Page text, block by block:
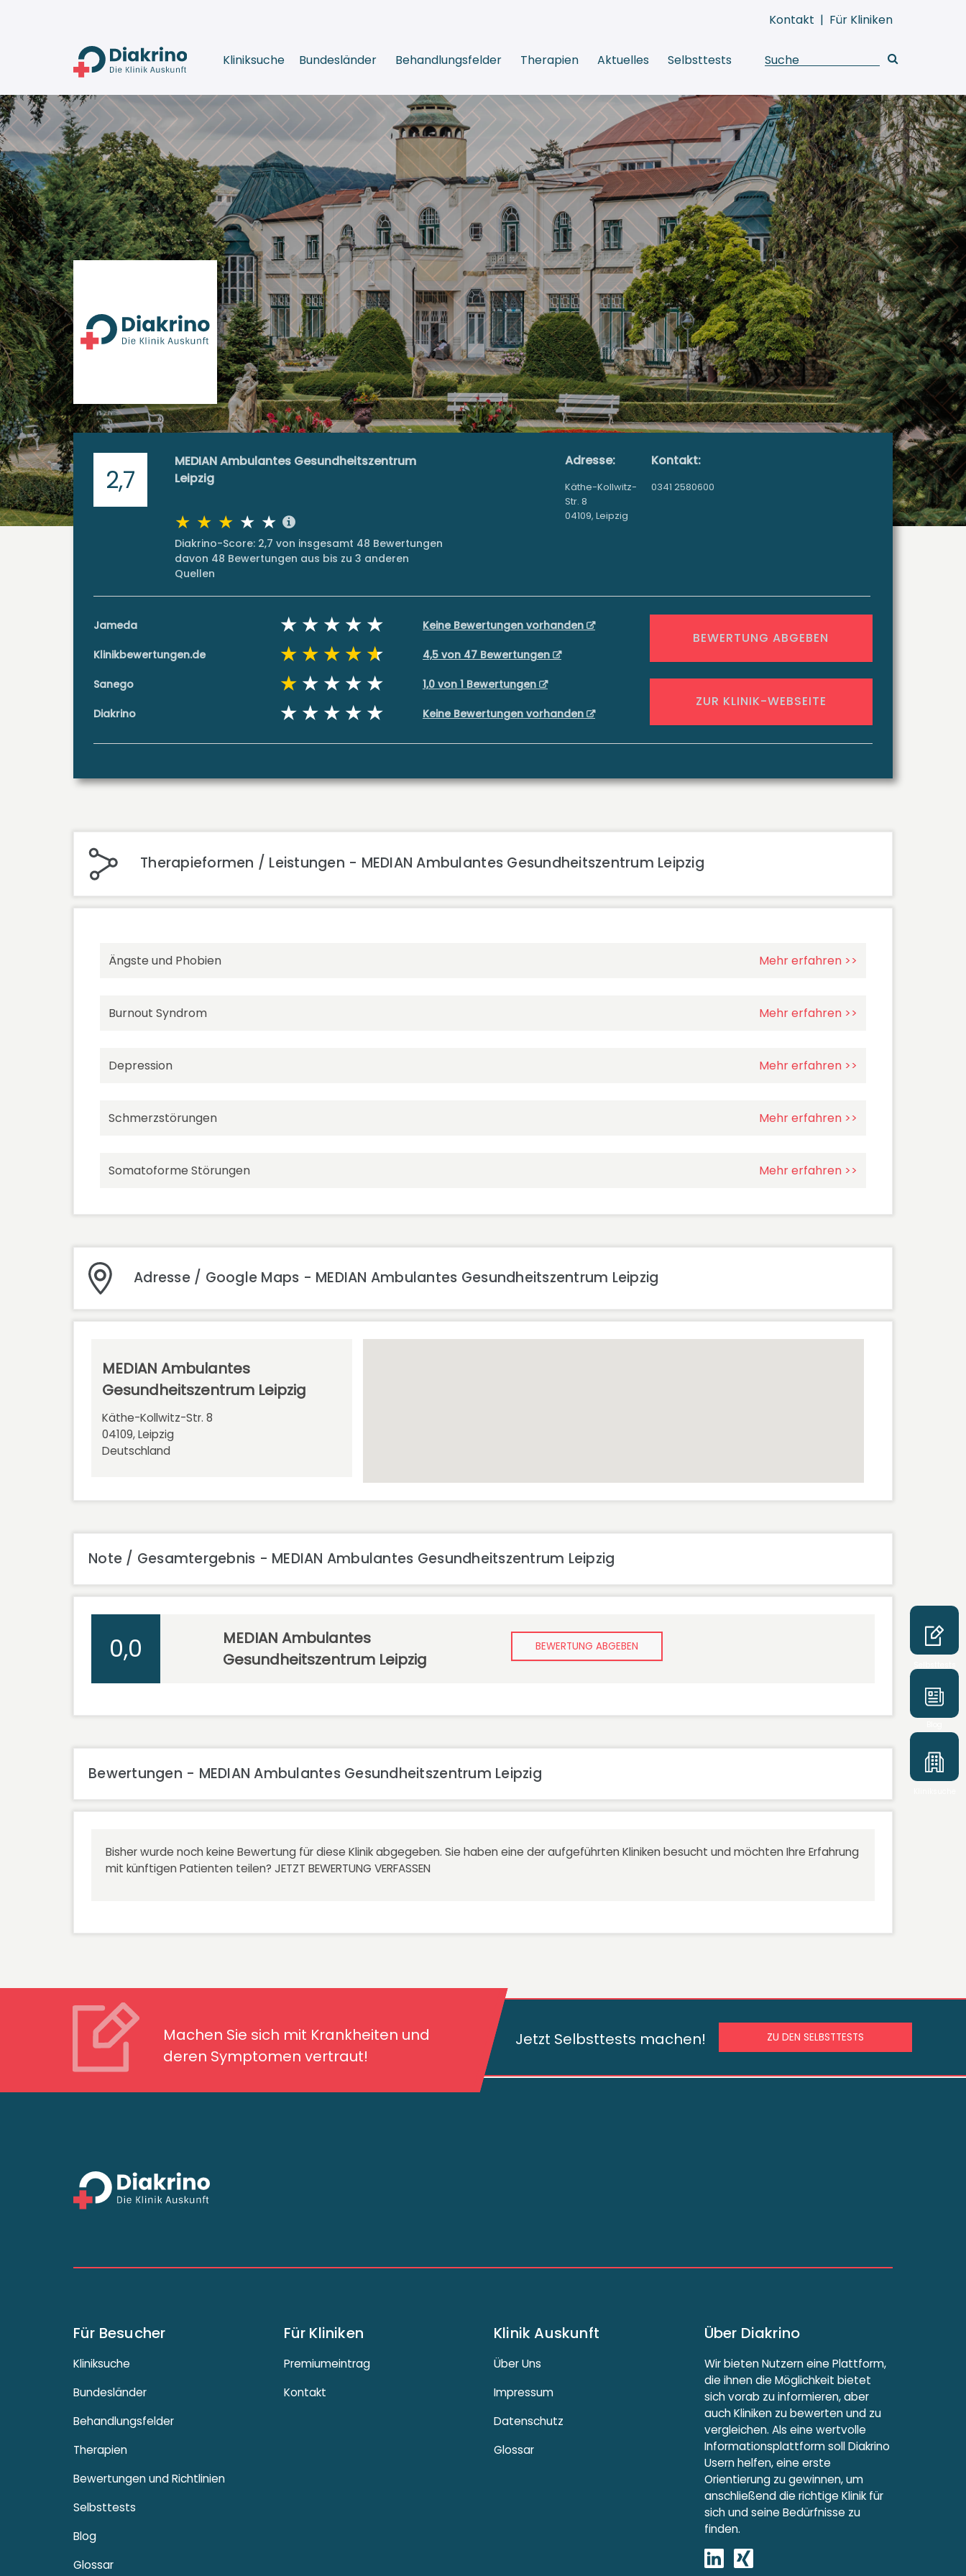
Kontakt | Für Kliniken
Kliniksuche Bundesländer Behandlungsfelder Therapien Aktuelles Selbsttests
2,7
MEDIAN Ambulantes Gesundheitszentrum
Leipzig
Diakrino-Score: 2,7 von insgesamt 48 Bewertungen
davon 48 Bewertungen aus bis zu 3 anderen
Quellen
Adresse:
Käthe-Kollwitz-
Str. 8
04109, Leipzig
Kontakt:
0341 2580600
Jameda Keine Bewertungen vorhanden
Klinikbewertungen.de 4,5 von 47 Bewertungen
Sanego 1,0 von 1 Bewertungen
Diakrino Keine Bewertungen vorhanden
BEWERTUNG ABGEBEN
ZUR KLINIK-WEBSEITE
Therapieformen / Leistungen - MEDIAN Ambulantes Gesundheitszentrum Leipzig
Ängste und Phobien Mehr erfahren >>
Burnout Syndrom Mehr erfahren >>
Depression Mehr erfahren >>
Schmerzstörungen Mehr erfahren >>
Somatoforme Störungen Mehr erfahren >>
Adresse / Google Maps - MEDIAN Ambulantes Gesundheitszentrum Leipzig
MEDIAN Ambulantes
Gesundheitszentrum Leipzig
Käthe-Kollwitz-Str. 8
04109, Leipzig
Deutschland
Note / Gesamtergebnis - MEDIAN Ambulantes Gesundheitszentrum Leipzig
0,0
MEDIAN Ambulantes
Gesundheitszentrum Leipzig
BEWERTUNG ABGEBEN
Bewertungen - MEDIAN Ambulantes Gesundheitszentrum Leipzig
Bisher wurde noch keine Bewertung für diese Klinik abgegeben. Sie haben eine der aufgeführten Kliniken besucht und möchten Ihre Erfahrung
mit künftigen Patienten teilen? JETZT BEWERTUNG VERFASSEN
Machen Sie sich mit Krankheiten und
deren Symptomen vertraut!
Machen Sie sich mit Krankheiten und deren
Symptomen vertraut!
Jetzt Selbsttests machen! ZU DEN SELBSTTESTS
Für Besucher
Kliniksuche
Bundesländer
Behandlungsfelder
Therapien
Bewertungen und Richtlinien
Selbsttests
Blog
Glossar
Für Kliniken
Premiumeintrag
Kontakt
Klinik Auskunft
Über Uns
Impressum
Datenschutz
Glossar
Über Diakrino
Wir bieten Nutzern eine Plattform,
die ihnen die Möglichkeit bietet
sich vorab zu informieren, aber
auch Kliniken zu bewerten und zu
vergleichen. Als eine wertvolle
Informationsplattform soll Diakrino
Usern helfen, eine erste
Orientierung zu gewinnen, um
anschließend die richtige Klinik für
sich und seine Bedürfnisse zu
finden.